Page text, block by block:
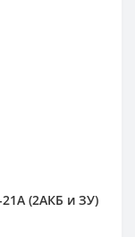
(2АКБ и ЗУ)